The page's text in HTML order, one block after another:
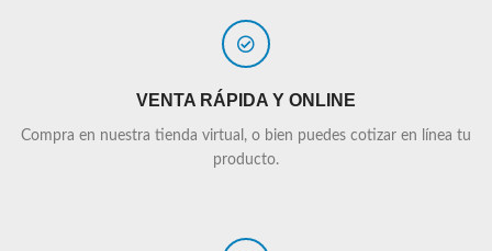
VENTA RÁPIDA Y ONLINE
Compra en nuestra tienda virtual, o bien puedes cotizar en línea tu
producto.